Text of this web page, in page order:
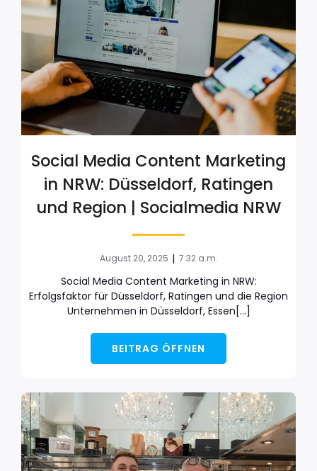
Social Media Content Marketing
in NRW: Düsseldorf, Ratingen
und Region | Socialmedia NRW
August 20, 2025 | 7:32 a.m.
Social Media Content Marketing in NRW:
Erfolgsfaktor für Düsseldorf, Ratingen und die Region
Unternehmen in Düsseldorf, Essen[…]
BEITRAG ÖFFNEN